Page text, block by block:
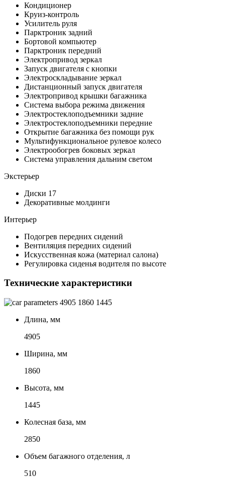
Кондиционер
Круиз-контроль
Усилитель руля
Парктроник задний
Бортовой компьютер
Парктроник передний
Электропривод зеркал
Запуск двигателя с кнопки
Электроскладывание зеркал
Дистанционный запуск двигателя
Электропривод крышки багажника
Система выбора режима движения
Электростеклоподъемники задние
Электростеклоподъемники передние
Открытие багажника без помощи рук
Мультифункциональное рулевое колесо
Электрообогрев боковых зеркал
Система управления дальним светом
Экстерьер
Диски 17
Декоративные молдинги
Интерьер
Подогрев передних сидений
Вентиляция передних сидений
Искусственная кожа (материал салона)
Регулировка сиденья водителя по высоте
Технические характеристики
4905 1860 1445
Длина, мм
4905
Ширина, мм
1860
Высота, мм
1445
Колесная база, мм
2850
Объем багажного отделения, л
510